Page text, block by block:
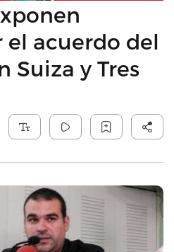
el acuerdo del
Suiza y Tres